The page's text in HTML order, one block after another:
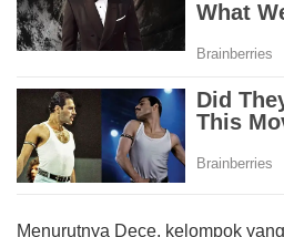
Menurutnya Dece, kelompok